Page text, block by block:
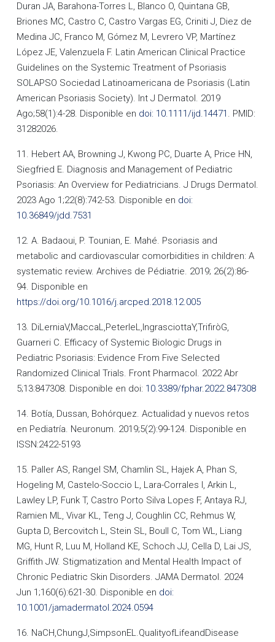
Duran JA, Barahona-Torres L, Blanco O, Quintana GB,
Briones MC, Castro C, Castro Vargas EG, Criniti J, Diez de
Medina JC, Franco M, Gómez M, Levrero VP, Martínez
López JE, Valenzuela F. Latin American Clinical Practice
Guidelines on the Systemic Treatment of Psoriasis
SOLAPSO Sociedad Latinoamericana de Psoriasis (Latin
American Psoriasis Society). Int J Dermatol. 2019
Ago;58(1):4-28. Disponible en doi: 10.1111/ijd.14471 . PMID:
31282026.
11. Hebert AA, Browning J, Kwong PC, Duarte A, Price HN,
Siegfried E. Diagnosis and Management of Pediatric
Psoriasis: An Overview for Pediatricians. J Drugs Dermatol.
2023 Ago 1;22(8):742-53. Disponible en doi:
10.36849/jdd.7531
12. A. Badaoui, P. Tounian, E. Mahé. Psoriasis and
metabolic and cardiovascular comorbidities in children: A
systematic review. Archives de Pédiatrie. 2019; 26(2):86-
94. Disponible en
https://doi.org/10.1016/j.arcped.2018.12.005
13. DiLerniaV,MaccaL,PeterleL,IngrasciottaY,TrifiròG,
Guarneri C. Efficacy of Systemic Biologic Drugs in
Pediatric Psoriasis: Evidence From Five Selected
Randomized Clinical Trials. Front Pharmacol. 2022 Abr
5;13:847308. Disponible en doi: 10.3389/fphar.2022.847308
14. Botía, Dussan, Bohórquez. Actualidad y nuevos retos
en Pediatría. Neuronum. 2019;5(2):99-124. Disponible en
ISSN:2422-5193
15. Paller AS, Rangel SM, Chamlin SL, Hajek A, Phan S,
Hogeling M, Castelo-Soccio L, Lara-Corrales I, Arkin L,
Lawley LP, Funk T, Castro Porto Silva Lopes F, Antaya RJ,
Ramien ML, Vivar KL, Teng J, Coughlin CC, Rehmus W,
Gupta D, Bercovitch L, Stein SL, Boull C, Tom WL, Liang
MG, Hunt R, Luu M, Holland KE, Schoch JJ, Cella D, Lai JS,
Griffith JW. Stigmatization and Mental Health Impact of
Chronic Pediatric Skin Disorders. JAMA Dermatol. 2024
Jun 1;160(6):621-30. Disponible en doi:
10.1001/jamadermatol.2024.0594
16. NaCH,ChungJ,SimpsonEL.QualityofLifeandDisease